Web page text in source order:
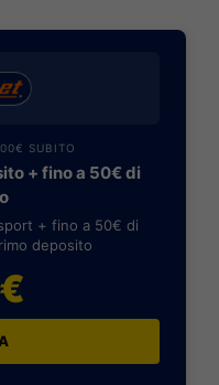
SUBITO
+ fino a 50€ di
+ fino a 50€ di
deposito